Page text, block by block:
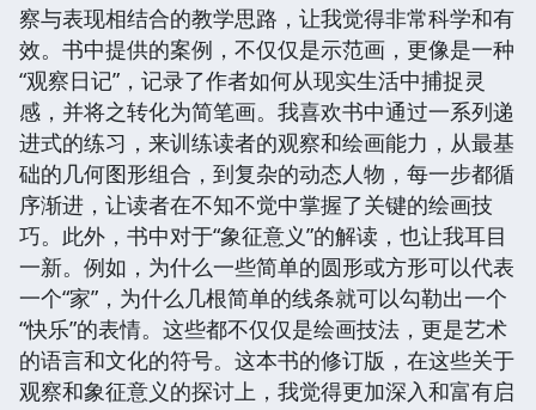
察与表现相结合的教学思路，让我觉得非常科学和有
效。书中提供的案例，不仅仅是示范画，更像是一种
“观察日记”，记录了作者如何从现实生活中捕捉灵
感，并将之转化为简笔画。我喜欢书中通过一系列递
进式的练习，来训练读者的观察和绘画能力，从最基
础的几何图形组合，到复杂的动态人物，每一步都循
序渐进，让读者在不知不觉中掌握了关键的绘画技
巧。此外，书中对于“象征意义”的解读，也让我耳目
一新。例如，为什么一些简单的圆形或方形可以代表
一个“家”，为什么几根简单的线条就可以勾勒出一个
“快乐”的表情。这些都不仅仅是绘画技法，更是艺术
的语言和文化的符号。这本书的修订版，在这些关于
观察和象征意义的探讨上，我觉得更加深入和富有启